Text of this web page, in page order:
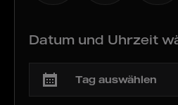
Löst alle Rätsel der
Datum und Uhrzeit